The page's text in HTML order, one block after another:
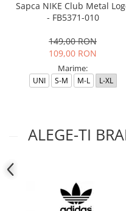
Sapca NIKE Club Metal
- FB5371-010
149,00 RON
109,00 RON
Marime:
UNI S-M M-L L-XL
ALEGE-TI